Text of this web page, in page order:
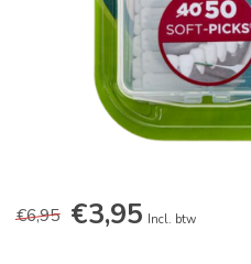
€6,95 €3,95 Incl. btw